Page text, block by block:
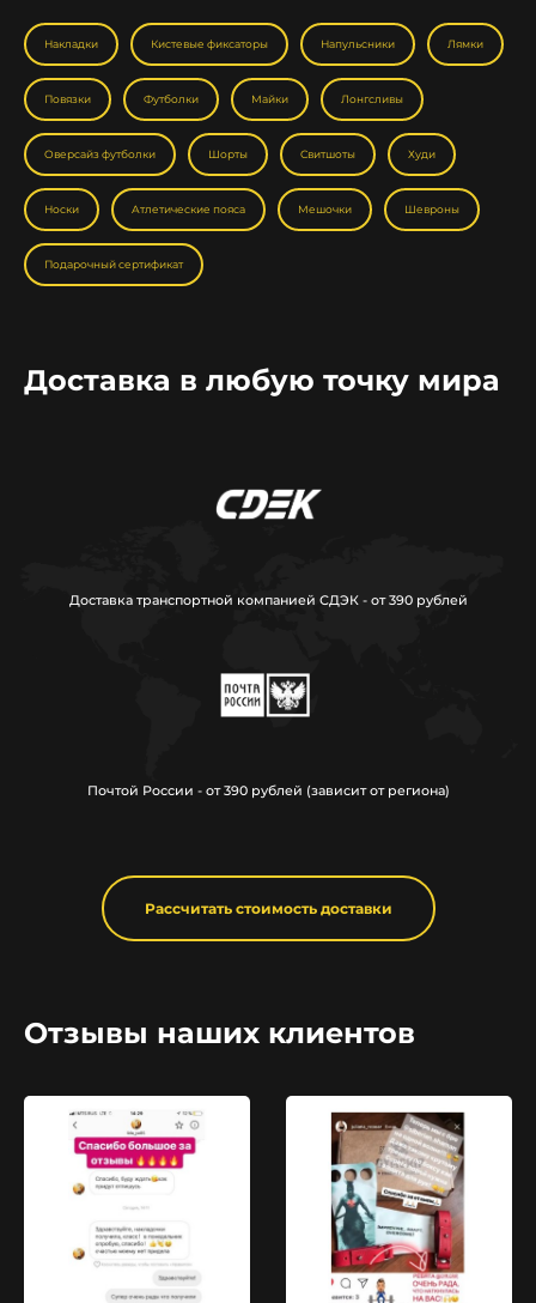
Накладки Кистевые фиксаторы Напульсники Лямки
Повязки Футболки Майки Лонгсливы
Оверсайз футболки Шорты Свитшоты Худи
Носки Атлетические пояса Мешочки Шевроны
Подарочный сертификат
Доставка в любую точку мира
Доставка транспортной компанией СДЭК - от 390 рублей
Почтой России - от 390 рублей (зависит от региона)
Рассчитать стоимость доставки
Отзывы наших клиентов